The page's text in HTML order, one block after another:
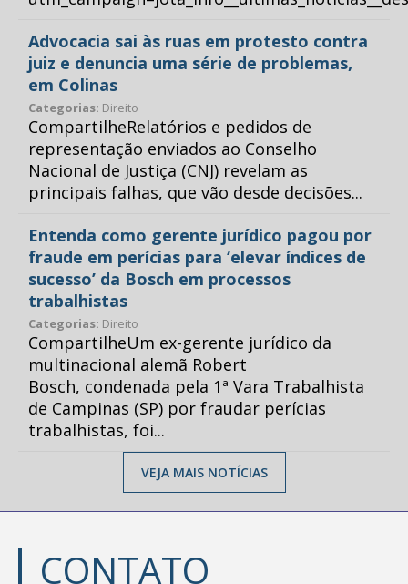
Advocacia sai às ruas em protesto contra
juiz e denuncia uma série de problemas,
em Colinas
Categorias: Direito
CompartilheRelatórios e pedidos de
representação enviados ao Conselho
Nacional de Justiça (CNJ) revelam as
principais falhas, que vão desde decisões...
Entenda como gerente jurídico pagou por
fraude em perícias para ‘elevar índices de
sucesso’ da Bosch em processos
trabalhistas
Categorias: Direito
CompartilheUm ex-gerente jurídico da
multinacional alemã Robert
Bosch, condenada pela 1ª Vara Trabalhista
de Campinas (SP) por fraudar perícias
trabalhistas, foi...
VEJA MAIS NOTÍCIAS
CONTATO